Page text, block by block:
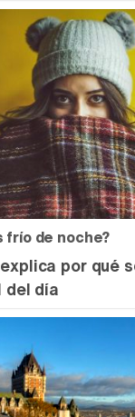
frío de noche?
por qué
día